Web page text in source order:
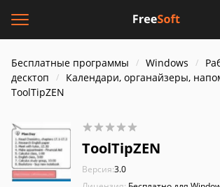
Бесплатные программы Windows
десктоп
Календари, органайзеры,
ToolTipZEN
ToolTipZEN
Версия:3.0